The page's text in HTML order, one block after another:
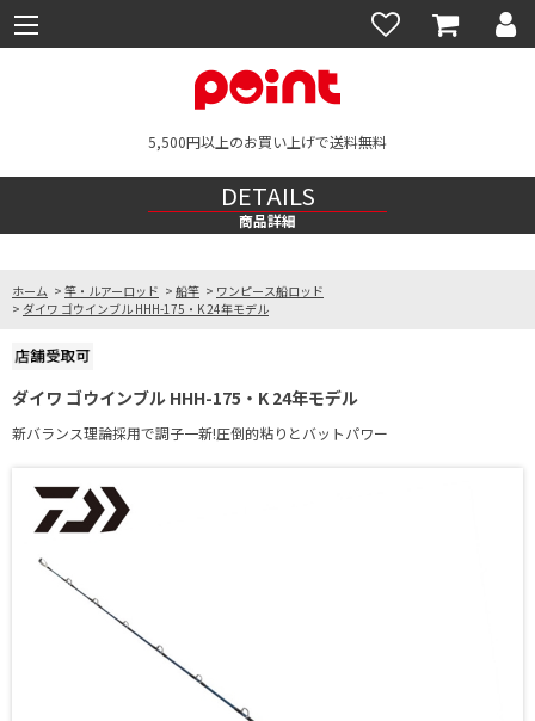
5,500円以上のお買い上げで送料無料
DETAILS
商品詳細
ホーム > 竿・ルアーロッド > 船竿 > ワンピース船ロッド
> ダイワ ゴウインブル HHH-175・K 24年モデル
ダイワ ゴウインブル HHH-175・K 24年モデル
新バランス理論採用で調子一新!圧倒的粘りとバットパワー